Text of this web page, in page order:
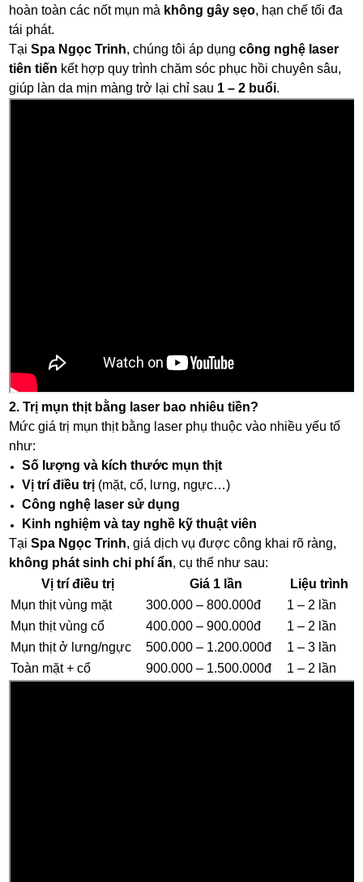
hoàn toàn các nốt mụn mà không gây sẹo, hạn chế tối đa
tái phát.
TạiSpa Ngọc Trinh, chúng tôi áp dụngcông nghệ laser
tiên tiến kết hợp quy trình chăm sóc phục hồi chuyên sâu,
giúp làn da mịn màng trở lại chỉ sau 1 – 2 buổi.
2. Trị mụn thịt bằng laser bao nhiêu tiền?
Mức giá trị mụn thịt bằng laser phụ thuộc vào nhiều yếu tố
như:
Số lượng và kích thước mụn thịt
Vị trí điều trị (mặt, cổ, lưng, ngực…)
Công nghệ laser sử dụng
Kinh nghiệm và tay nghề kỹ thuật viên
TạiSpa Ngọc Trinh, giá dịch vụ được công khai rõ ràng,
không phát sinh chi phí ẩn, cụ thể như sau:
Vị trí điều trị
Giá 1 lần
Liệu trình
Mụn thịt vùng mặt
300.000 – 800.000đ
1 – 2 lần
Mụn thịt vùng cổ
400.000 – 900.000đ
1 – 2 lần
Mụn thịt ở lưng/ngực
500.000 – 1.200.000đ
1 – 3 lần
Toàn mặt + cổ
900.000 – 1.500.000đ 1 – 2 lần